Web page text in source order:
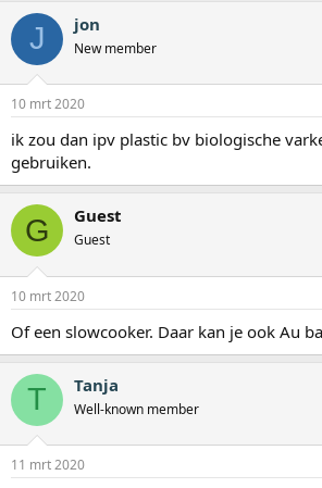
J jon
New member
10 mrt 2020
ik zou dan ipv plastic bv biologische
gebruiken.
G Guest
Guest
10 mrt 2020
Of een slowcooker. Daar kan je ook Au
T Tanja
Well-known member
11 mrt 2020